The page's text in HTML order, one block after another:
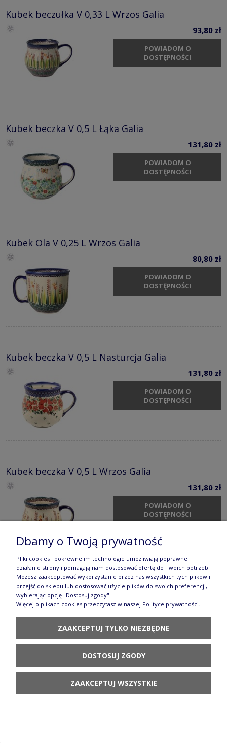
Kubek beczułka V 0,33 L Wrzos Galia
93,80 zł
POWIADOM O
DOSTĘPNOŚCI
Kubek beczka V 0,5 L Łąka Galia
131,80 zł
POWIADOM O
DOSTĘPNOŚCI
Kubek Ola V 0,25 L Wrzos Galia
80,80 zł
POWIADOM O
DOSTĘPNOŚCI
Kubek beczka V 0,5 L Nasturcja Galia
131,80 zł
POWIADOM O
DOSTĘPNOŚCI
Kubek beczka V 0,5 L Wrzos Galia
131,80 zł
POWIADOM O
DOSTĘPNOŚCI
Kubek Wenus V 0,2 L Kawa Galia
66,80 zł
POWIADOM O
DOSTĘPNOŚCI
Dbamy o Twoją prywatność
Pliki cookies i pokrewne im technologie umożliwiają poprawne
działanie strony i pomagają nam dostosować ofertę do Twoich potrzeb.
Możesz zaakceptować wykorzystanie przez nas wszystkich tych plików i
przejść do sklepu lub dostosować użycie plików do swoich preferencji,
wybierając opcję "Dostosuj zgody".
Więcej o plikach cookies przeczytasz w naszej Polityce prywatności.
ZAAKCEPTUJ TYLKO NIEZBĘDNE
DOSTOSUJ ZGODY
ZAAKCEPTUJ WSZYSTKIE